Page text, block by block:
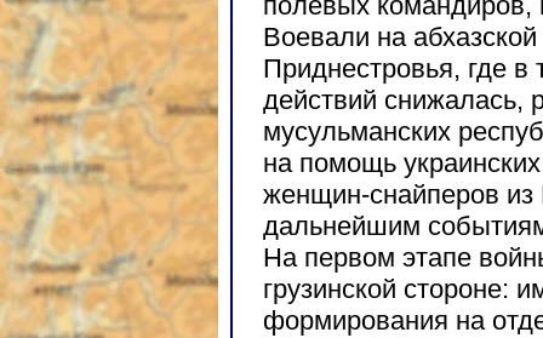
Воевали на
Приднестровья, где в
действий снижалась,
мусульманских
на помощь
женщин-снайперов из
дальнейшим
На первом этапе
грузинской стороне:
формирования на